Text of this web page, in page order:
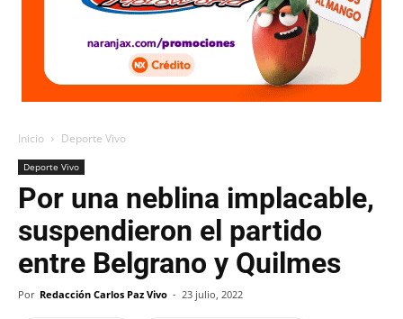
Inicio Deporte Vivo
Deporte Vivo
Por una neblina implacable,
suspendieron el partido
entre Belgrano y Quilmes
Por Redacción Carlos Paz Vivo - 23 julio, 2022